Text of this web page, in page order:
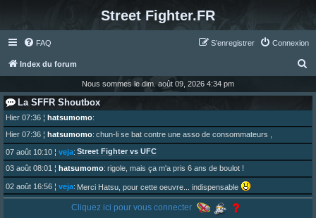
Street Fighter.FR
FAQ Connexion
S’enregistrer
Index du forum
c
e
Nous sommes le dim. août 09, 2026 4:34 pm
La SFFR Shoutbox
Hier 07:36 ¦ hatsumomo:
Hier 07:36 ¦ hatsumomo: chun-li se bat contre une asso de consommateurs ,
07 août 10:10 ¦ veja: Street Fighter vs UFC
03 août 08:01 ¦ hatsumomo: rigole, mais ça m'a pris 6 ans de boulot !
02 août 16:56 ¦ veja: Merci Hatsu, pour cette oeuvre... indispensable
Vous y trouverez du sesque, de l'humour, du sesque, des combats et plein de lore SF !
Cliquez ici pour vous connecter